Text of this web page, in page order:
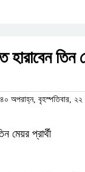
হারাবেন তিন
অপরাহ্ন, বৃহস্পতিবার,
মেয়র প্রার্থী